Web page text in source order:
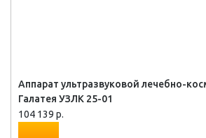
Аппарат ультразвуковой лечебно-
Галатея УЗЛК 25-01
104 139 р.